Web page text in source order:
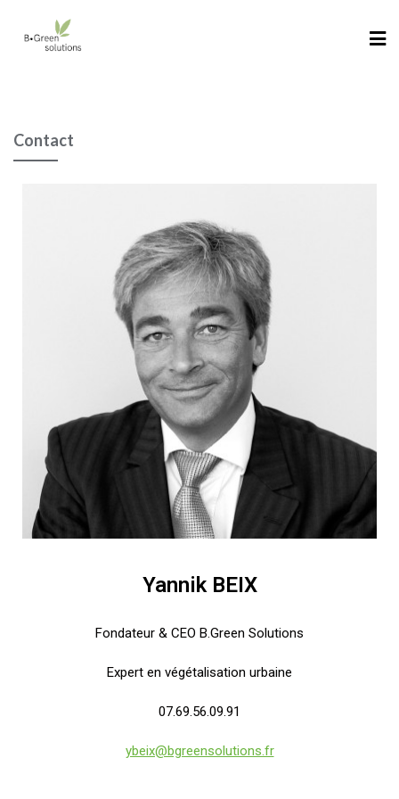
Contact
Yannik BEIX
Fondateur & CEO B.Green Solutions
Expert en végétalisation urbaine
07.69.56.09.91
ybeix@bgreensolutions.fr